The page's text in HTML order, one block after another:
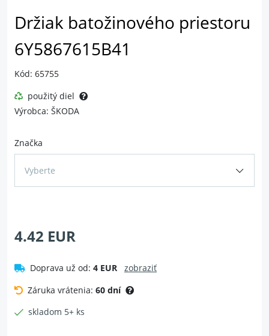
Držiak batožinového priestoru
6Y5867615B41
Kód: 65755
použitý diel
Výrobca: ŠKODA
Značka
Vyberte
4.42 EUR
Doprava už od: 4 EUR
zobraziť
Záruka vrátenia: 60 dní
skladom 5+ ks